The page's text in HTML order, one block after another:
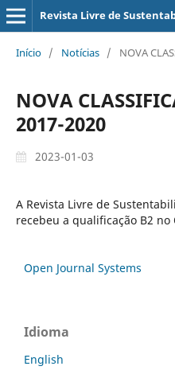
Revista Livre de
Início / Notícias / NOVA
NOVA
2017-2020
2023-01-03
A Revista Livre de
recebeu a qualificação B2 no
Open Journal Systems
Idioma
English